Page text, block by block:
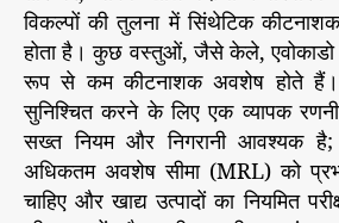
विकल्पों की तुलना में सिंथेटिक
होता है। कुछ वस्तुओं, जैसे केले, एवोकाडो
रूप से कम कीटनाशक अवशेष होते हैं।
सुनिश्चित करने के लिए एक व्यापक
सख्त नियम और निगरानी आवश्यक है;
अधिकतम अवशेष सीमा (MRL) को
चाहिए और खाद्य उत्पादों का नियमित